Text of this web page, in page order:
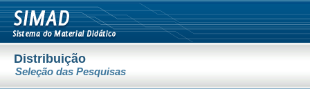
Distribuição
Seleção das Pesquisas